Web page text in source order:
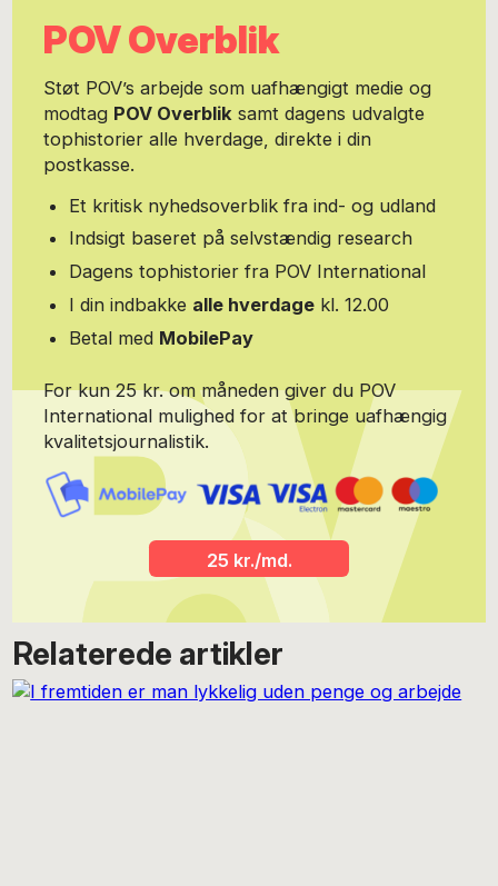
LinkedIn. Hvis du synes om Solveig Autzens arbejde på POV
International og vil kvittere for det, kan du donere direkte til hende
cand.psych.aut., ph.d. fra Aarhus Universitet og fagjournalist fra
Danmarks Medie og Journalisthøjskole. Arbejder til daglig som
erhvervspsykolog med fokus på emner som ledelsesudvikling,
stressforebyggelse og kommunikation. Han nyder at flirte med de
kunstneriske og kreative miljøer og bringer gerne både sin
psykologfaglighed og kreative interesse i spil som oplægsholder,
udgive Lederens stresshåndbog . Hvis du gerne vil bidrage til, at
der kommer flere spændende historier fra hans hånd på POV
International, er du velkommen til at donere til hans arbejde via
Mobile Pay + 45 23 26 60 19 - Michael kan findes på Facebook
og LinkedIn. Læs mere om ham her: www.michaelmartini.dk
POV Overblik
Støt POV’s arbejde som uafhængigt medie og
modtag POV Overblik samt dagens udvalgte
tophistorier alle hverdage, direkte i din
postkasse.
Et kritisk nyhedsoverblik fra ind- og udland
Indsigt baseret på selvstændig research
Dagens tophistorier fra POV International
I din indbakke alle hverdage kl. 12.00
Betal med MobilePay
For kun 25 kr. om måneden giver du POV
International mulighed for at bringe uafhængig
kvalitetsjournalistik.
25 kr./md.
Relaterede artikler